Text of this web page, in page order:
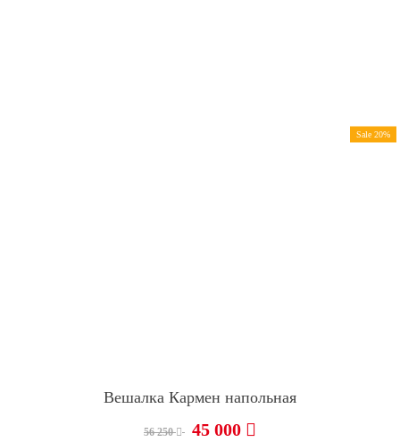
Sale 20%
Вешалка Кармен напольная
56 250 45 000